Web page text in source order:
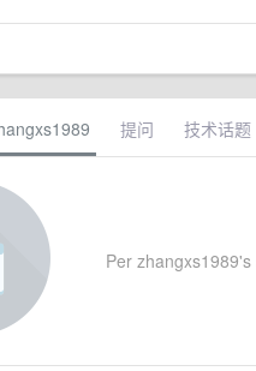
提问 技术话题
Per